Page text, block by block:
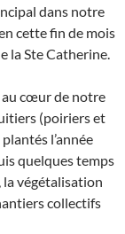
dans notre
cette fin de mois
la Ste Catherine.
au cœur de notre
(poiriers et
l’année
quelques temps
la végétalisation
collectifs